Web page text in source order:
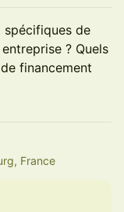
spécifiques de
? Quels
financement
France